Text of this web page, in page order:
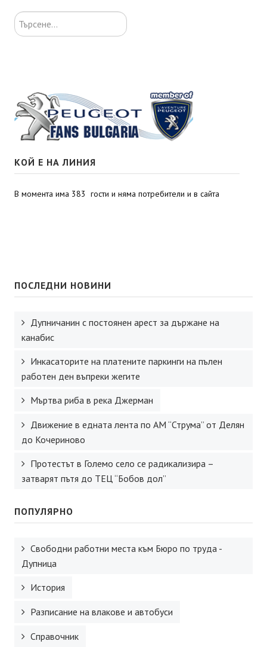
Търсене...
КОЙ Е НА ЛИНИЯ
В момента има 383 гости и няма потребители и в сайта
ПОСЛЕДНИ НОВИНИ
Дупничанин с постоянен арест за държане на
канабис
Инкасаторите на платените паркинги на пълен
работен ден въпреки жегите
Мъртва риба в река Джерман
Движение в едната лента по АМ “Струма” от Делян
до Кочериново
Протестът в Големо село се радикализира –
затварят пътя до ТЕЦ “Бобов дол”
ПОПУЛЯРНО
Свободни работни места към Бюро по труда -
Дупница
История
Разписание на влакове и автобуси
Справочник